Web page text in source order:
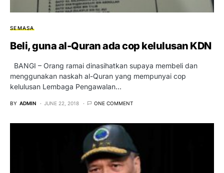
SEMASA
Beli, guna al-Quran ada cop kelulusan KDN
BANGI – Orang ramai dinasihatkan supaya membeli dan
menggunakan naskah al-Quran yang mempunyai cop
kelulusan Lembaga Pengawalan…
BY ADMIN JUNE 22, 2018 ONE COMMENT